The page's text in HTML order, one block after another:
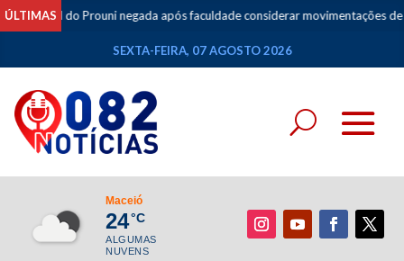
ÚLTIMAS
do Prouni negada após faculdade considerar movimentações de apostas
SEXTA-FEIRA, 07 AGOSTO 2026
Maceió
24°C
ALGUMAS
NUVENS